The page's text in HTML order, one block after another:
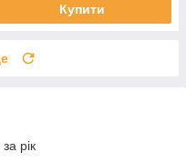
Купити
рік